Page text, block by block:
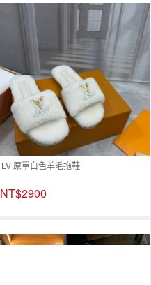
LV 原單白色羊毛拖鞋
NT$2900